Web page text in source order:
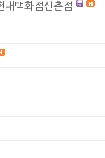
대백화점신촌점